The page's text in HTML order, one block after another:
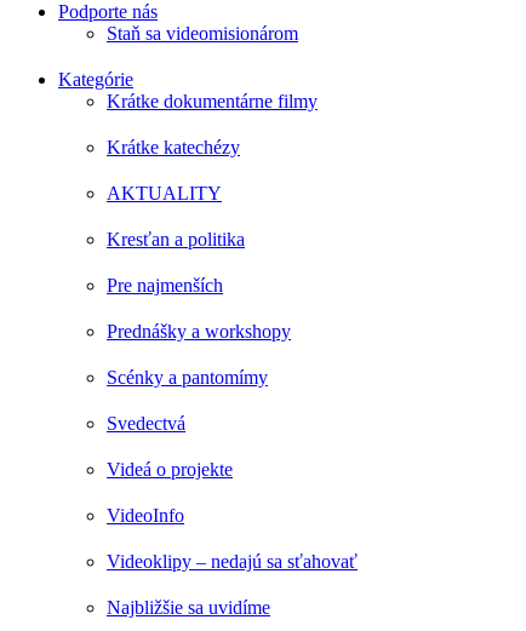
Podporte nás
Staň sa videomisionárom
Kategórie
Krátke dokumentárne filmy
Krátke katechézy
AKTUALITY
Kresťan a politika
Pre najmenších
Prednášky a workshopy
Scénky a pantomímy
Svedectvá
Videá o projekte
VideoInfo
Videoklipy – nedajú sa sťahovať
Najbližšie sa uvidíme